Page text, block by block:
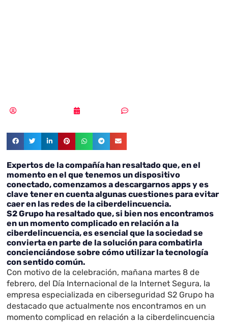
Expertos de la compañía han resaltado que, en el
momento en el que tenemos un dispositivo
conectado, comenzamos a descargarnos apps y es
clave tener en cuenta algunas cuestiones para evitar
caer en las redes de la ciberdelincuencia.
S2 Grupo ha resaltado que, si bien nos encontramos
en un momento complicado en relación a la
ciberdelincuencia, es esencial que la sociedad se
convierta en parte de la solución para combatirla
concienciándose sobre cómo utilizar la tecnología
con sentido común.
Con motivo de la celebración, mañana martes 8 de
febrero, del Día Internacional de la Internet Segura, la
empresa especializada en ciberseguridad S2 Grupo ha
destacado que actualmente nos encontramos en un
momento complicad en relación a la ciberdelincuencia